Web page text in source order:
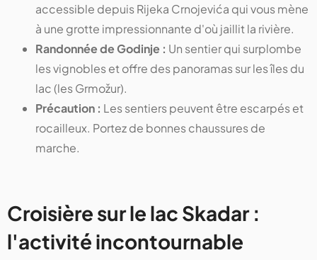
accessible depuis Rijeka Crnojevića qui vous mène
à une grotte impressionnante d'où jaillit la rivière.
Randonnée de Godinje : Un sentier qui surplombe
les vignobles et offre des panoramas sur les îles du
lac (les Grmožur).
Précaution : Les sentiers peuvent être escarpés et
rocailleux. Portez de bonnes chaussures de
marche.
Croisière sur le lac Skadar :
l'activité incontournable